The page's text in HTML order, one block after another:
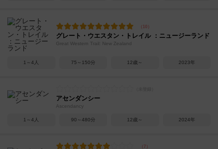
グレート・ウエスタン・トレイル ：ニュージーランド
Great Western Trail: New Zealand
1～4人 75～150分 12歳～ 2023年
アセンダンシー
Ascendancy
1～4人 90～480分 12歳～ 2024年